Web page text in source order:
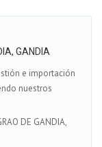
GANDIA
e importación
nuestros
DE GANDIA,